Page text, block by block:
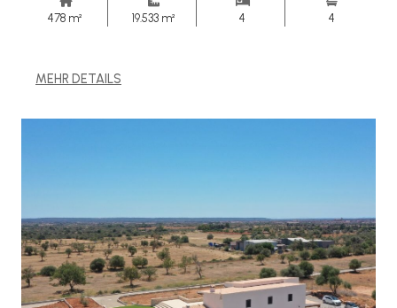
478 m² 19.533 m² 4 4
MEHR DETAILS